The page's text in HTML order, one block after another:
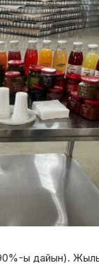
ы дайын).